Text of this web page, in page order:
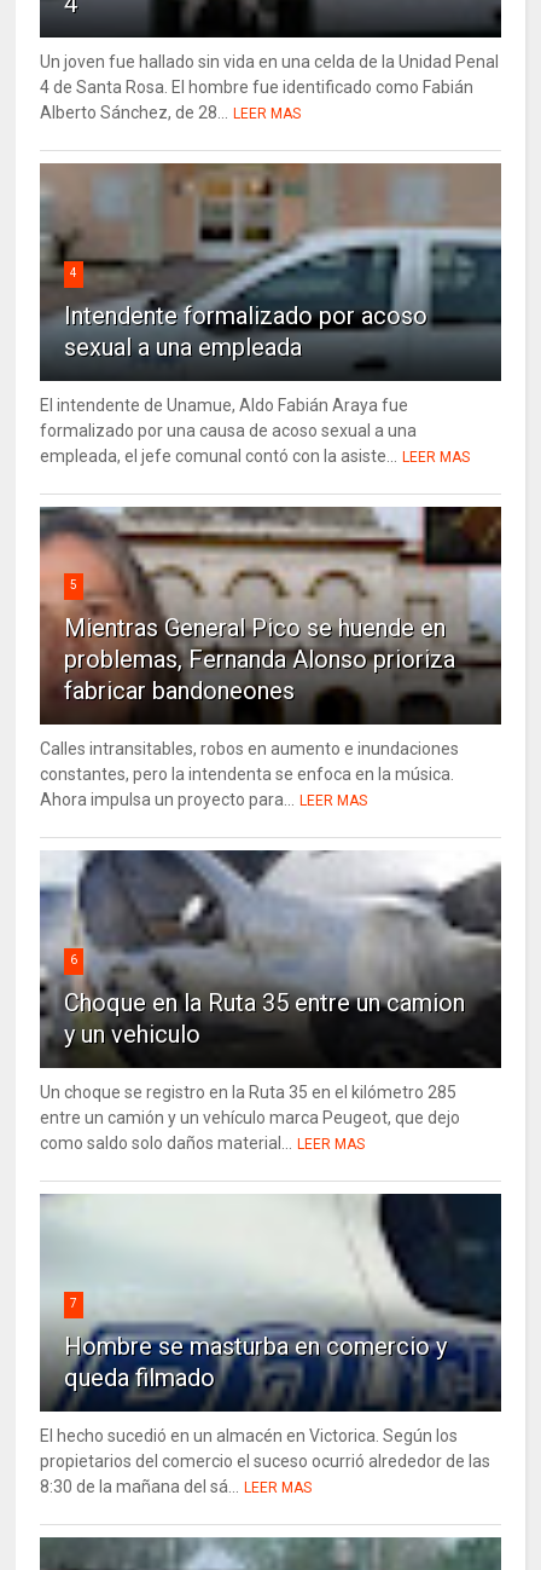
Un joven fue hallado sin vida en una celda de la Unidad Penal
4 de Santa Rosa. El hombre fue identificado como Fabián
Alberto Sánchez, de 28... LEER MAS
4
Intendente formalizado por acoso
sexual a una empleada
El intendente de Unamue, Aldo Fabián Araya fue
formalizado por una causa de acoso sexual a una
empleada, el jefe comunal contó con la asiste... LEER MAS
5
Mientras General Pico se huende en
problemas, Fernanda Alonso prioriza
fabricar bandoneones
Calles intransitables, robos en aumento e inundaciones
constantes, pero la intendenta se enfoca en la música.
Ahora impulsa un proyecto para... LEER MAS
6
Choque en la Ruta 35 entre un camion
y un vehiculo
Un choque se registro en la Ruta 35 en el kilómetro 285
entre un camión y un vehículo marca Peugeot, que dejo
como saldo solo daños material... LEER MAS
7
Hombre se masturba en comercio y
queda filmado
El hecho sucedió en un almacén en Victorica. Según los
propietarios del comercio el suceso ocurrió alrededor de las
8:30 de la mañana del sá... LEER MAS